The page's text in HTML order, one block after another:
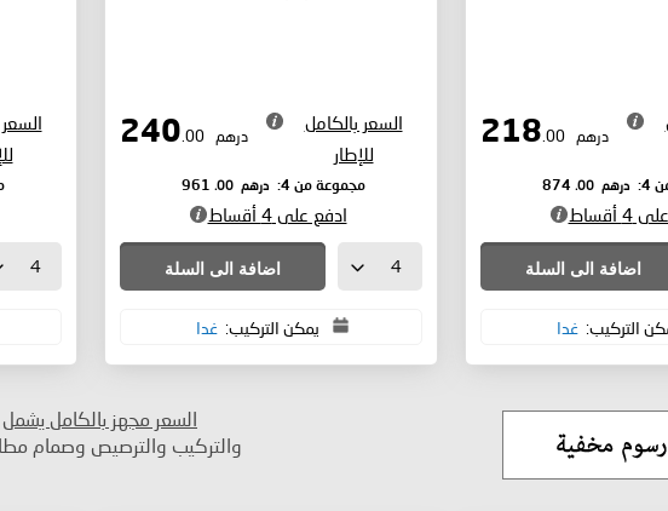
درهم .00
4: درهم 874
.00
أقساط
اضافة الى السلة
التركيب: غدا
السعر بالكامل
للإطار
درهم .00
مجموعة من 4: درهم 961
.00
ادفع على 4 أقساط
اضافة الى السلة
يمكن التركيب: غدا
السعر مجهز بالكامل يشمل
والتركيب والترصيص وصمام